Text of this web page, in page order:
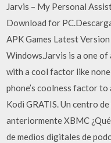
Jarvis – My Personal
Download for
APK Games Latest
Windows.Jarvis is a one
with a cool factor like
phone’s coolness factor
Kodi GRATIS. Un centro
anteriormente XBMC
de medios digitales de